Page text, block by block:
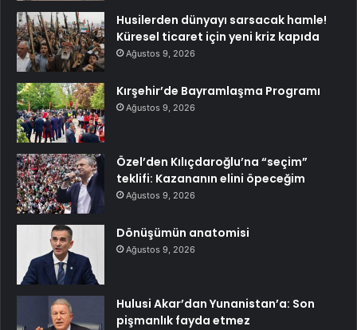
Husilerden dünyayı sarsacak hamle!
Küresel ticaret için yeni kriz kapıda
Ağustos 9, 2026
Kırşehir’de Bayramlaşma Programı
Ağustos 9, 2026
Özel’den Kılıçdaroğlu’na “seçim”
teklifi: Kazananın elini öpeceğim
Ağustos 9, 2026
Dönüşümün anatomisi
Ağustos 9, 2026
Hulusi Akar’dan Yunanistan’a: Son
pişmanlık fayda etmez